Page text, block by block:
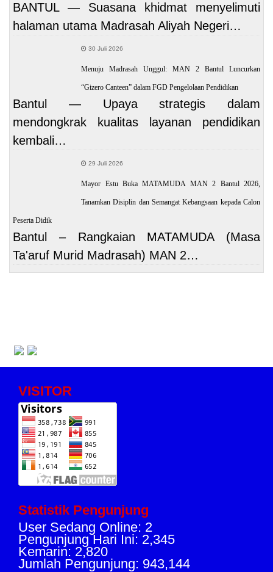
BANTUL — Suasana khidmat menyelimuti
halaman utama Madrasah Aliyah Negeri…
30 Juli 2026
Menuju Madrasah Unggul: MAN 2 Bantul Luncurkan
“Gizero Canteen” dalam FGD Pengelolaan Pendidikan
Bantul — Upaya strategis dalam
mendongkrak kualitas layanan pendidikan
kembali…
29 Juli 2026
Mayor Estu Buka MATAMUDA MAN 2 Bantul 2026,
Tanamkan Disiplin dan Semangat Kebangsaan kepada Calon
Peserta Didik
Bantul – Rangkaian MATAMUDA (Masa
Ta'aruf Murid Madrasah) MAN 2…
VISITOR
Statistik Pengunjung
User Sedang Online: 2
Pengunjung Hari Ini: 2,345
Kemarin: 2,820
Jumlah Pengunjung: 943,144